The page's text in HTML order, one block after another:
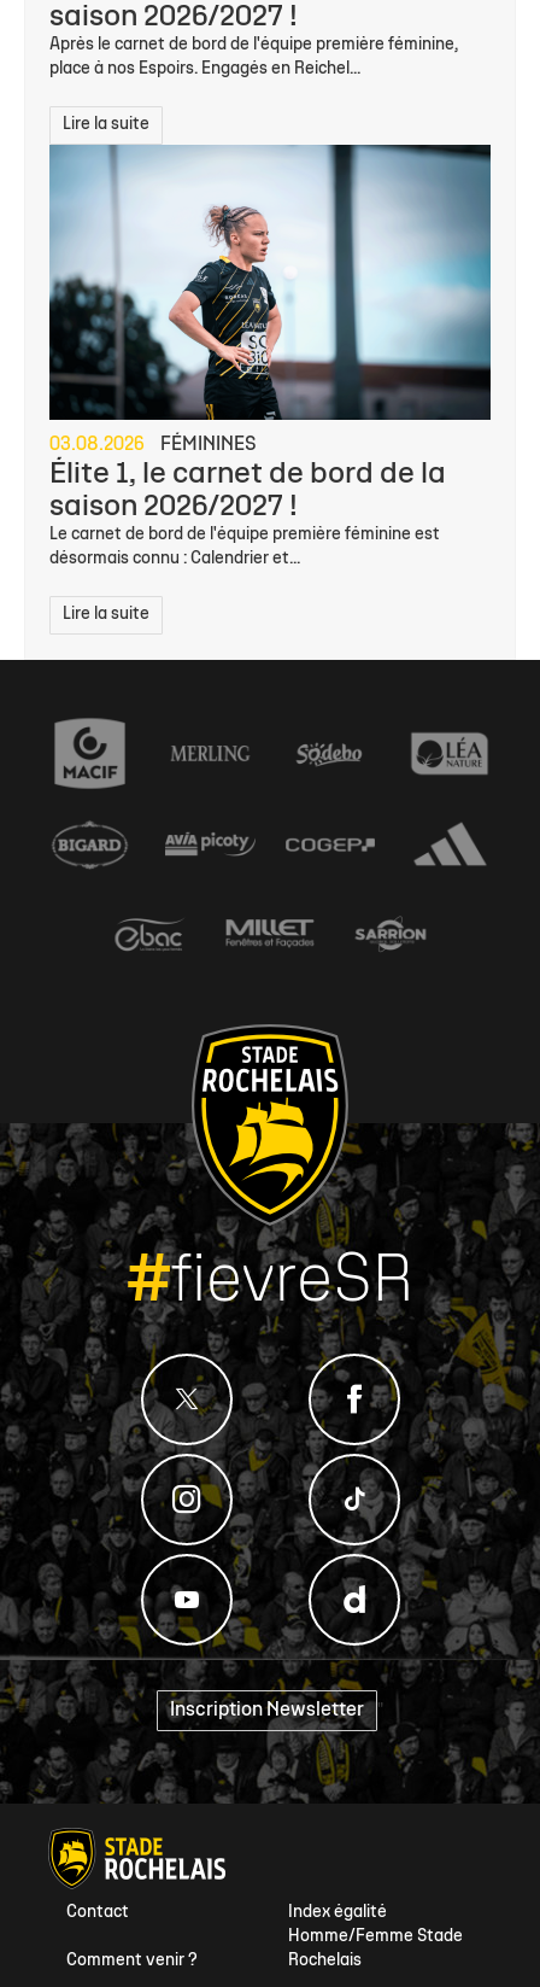
saison 2026/2027 !
Après le carnet de bord de l'équipe première féminine,
place à nos Espoirs. Engagés en Reichel...
Lire la suite
03.08.2026 FÉMININES
Élite 1, le carnet de bord de la
saison 2026/2027 !
Le carnet de bord de l'équipe première féminine est
désormais connu : Calendrier et...
Lire la suite
#fievreSR
Inscription Newsletter "
Index égalité
Homme/Femme Stade
Rochelais
Contact
Comment venir ?